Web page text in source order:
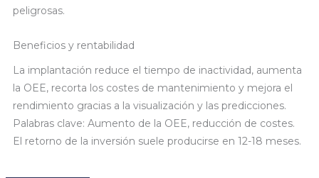
peligrosas.
Beneficios y rentabilidad
La implantación reduce el tiempo de inactividad, aumenta
la OEE, recorta los costes de mantenimiento y mejora el
rendimiento gracias a la visualización y las predicciones.
Palabras clave: Aumento de la OEE, reducción de costes.
El retorno de la inversión suele producirse en 12-18 meses.